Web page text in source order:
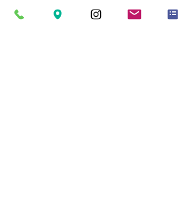
最新記事 すべて表示